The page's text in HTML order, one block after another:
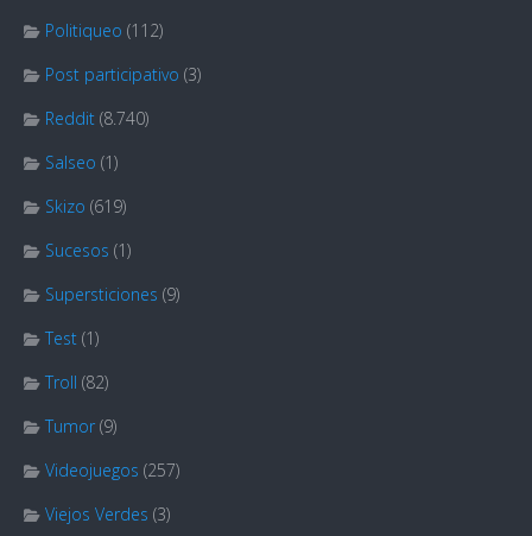
Politiqueo (112)
Post participativo (3)
Reddit (8.740)
Salseo (1)
Skizo (619)
Sucesos (1)
Supersticiones (9)
Test (1)
Troll (82)
Tumor (9)
Videojuegos (257)
Viejos Verdes (3)